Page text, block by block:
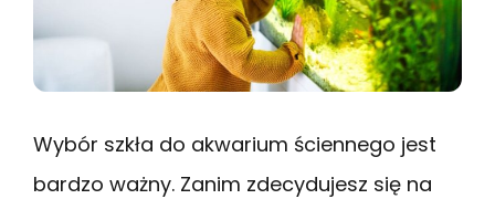
Wybór szkła do akwarium ściennego jest
bardzo ważny. Zanim zdecydujesz się na